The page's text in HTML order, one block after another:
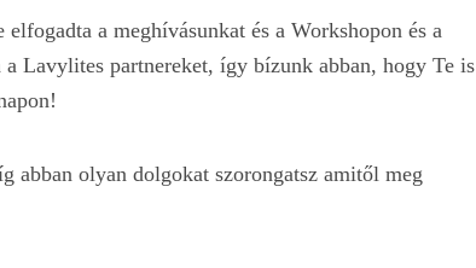
a meghívásunkat és a Workshopon és a
Lavylites partnereket, így bízunk abban, hogy Te is
abban olyan dolgokat szorongatsz amitől meg